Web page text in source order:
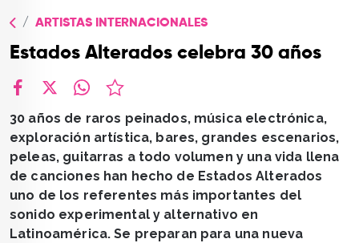
ARTISTAS INTERNACIONALES
Estados Alterados celebra 30 años
30 años de raros peinados, música electrónica,
exploración artística, bares, grandes escenarios,
peleas, guitarras a todo volumen y una vida llena
de canciones han hecho de Estados Alterados
uno de los referentes más importantes del
sonido experimental y alternativo en
Latinoamérica. Se preparan para una nueva